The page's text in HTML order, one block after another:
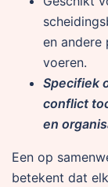
en andere
voeren.
Specifiek
conflict
en
Een op
betekent dat